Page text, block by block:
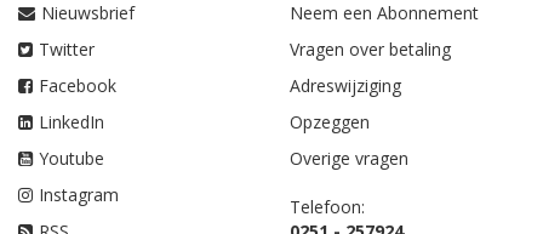
Nieuwsbrief
Twitter
Facebook
LinkedIn
Youtube
Instagram
Neem een Abonnement
Vragen over betaling
Adreswijziging
Opzeggen
Overige vragen
Telefoon: